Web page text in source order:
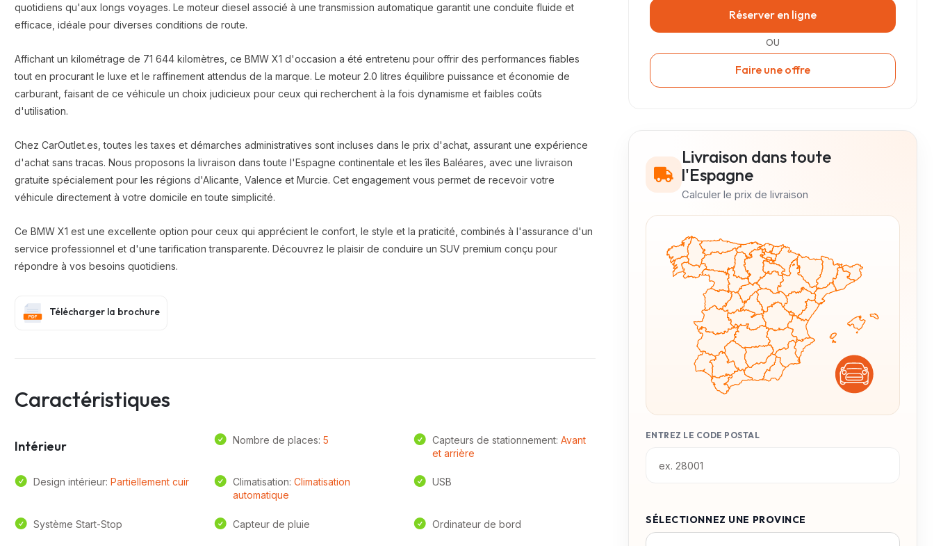
quotidiens qu'aux longs voyages. Le moteur diesel associé à une transmission automatique garantit une conduite fluide et
efficace, idéale pour diverses conditions de route.
Affichant un kilométrage de 71 644 kilomètres, ce BMW X1 d'occasion a été entretenu pour offrir des performances fiables
tout en procurant le luxe et le raffinement attendus de la marque. Le moteur 2.0 litres équilibre puissance et économie de
carburant, faisant de ce véhicule un choix judicieux pour ceux qui recherchent à la fois dynamisme et faibles coûts
d'utilisation.
Chez CarOutlet.es, toutes les taxes et démarches administratives sont incluses dans le prix d'achat, assurant une expérience
d'achat sans tracas. Nous proposons la livraison dans toute l'Espagne continentale et les îles Baléares, avec une livraison
gratuite spécialement pour les régions d'Alicante, Valence et Murcie. Cet engagement vous permet de recevoir votre
véhicule directement à votre domicile en toute simplicité.
Ce BMW X1 est une excellente option pour ceux qui apprécient le confort, le style et la praticité, combinés à l'assurance d'un
service professionnel et d'une tarification transparente. Découvrez le plaisir de conduire un SUV premium conçu pour
répondre à vos besoins quotidiens.
Télécharger la brochure
Caractéristiques
Intérieur Nombre de places: 5 Capteurs de stationnement: Avant
et arrière
Design intérieur: Partiellement cuir Climatisation: Climatisation
automatique
USB
Système Start-Stop Capteur de pluie Ordinateur de bord
Réserver en ligne
OU
Faire une offre
Livraison dans toute
l'Espagne
Calculer le prix de livraison
ENTREZ LE CODE POSTAL
SÉLECTIONNEZ UNE PROVINCE